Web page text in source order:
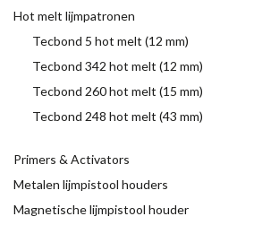
Hot melt lijmpatronen
Tecbond 5 hot melt (12 mm)
Tecbond 342 hot melt (12 mm)
Tecbond 260 hot melt (15 mm)
Tecbond 248 hot melt (43 mm)
Primers & Activators
Metalen lijmpistool houders
Magnetische lijmpistool houder